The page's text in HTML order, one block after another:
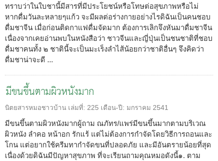
ทราบว่าในใบชานี้มีสารที่มีประโยชน์หรือโทษต่อสุขภาพหรือไม่
หากดื่มวันละหลายๆแก้ว จะมีผลต่อร่างกายอย่างไรดิฉันเป็นคนชอบ
ดื่มชาจีน เมื่อก่อนติดกาแฟดื่มจัดมาก ต้องการเลิกจึงหันมาดื่มชาจีน
เนื่องจากเคยอ่านพบในหนังสือว่า ชาวจีนและญี่ปุ่นเป็นชนชาติที่ชอบ
ดื่มชาคนทั้ง ๒ ชาตินี้จะเป็นมะเร็งลำไส้น้อยกว่าชาติอื่นๆ จึงคิดว่า
ดื่มชาน่าจะดี ...
มีขนขึ้นตามผิวหนังมาก
นิตยสารหมอชาวบ้าน เล่มที่: 225 เดือน-ปี: มกราคม 2541
มีขนขึ้นตามผิวหนังมากผู้ถาม ณภัทร/แพร่มีขนขึ้นมากตามบริเวณ
ผิวหนัง ลำคอ หน้าอก รักแร้ แต่ไม่ต้องการกำจัดโดยวิธีการถอนและ
โกน แต่อยากใช้ครีมทากำจัดขนที่ปลอดภัย และมีอันตรายน้อยที่สุด
เนื่องด้วยดิฉันมีปัญหาสุขภาพ ที่จะเรียนถามคุณหมอดังนี้๑. ตาม